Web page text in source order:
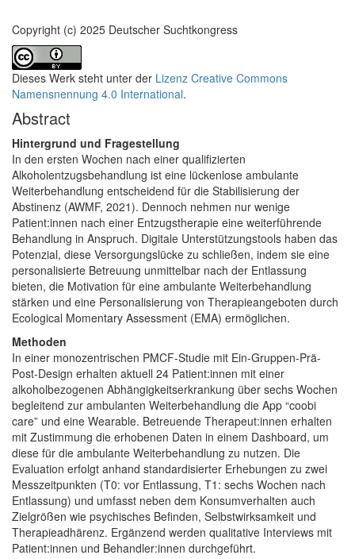
Copyright (c) 2025 Deutscher Suchtkongress
Dieses Werk steht unter der Lizenz Creative Commons
Namensnennung 4.0 International.
Abstract
Hintergrund und Fragestellung
In den ersten Wochen nach einer qualifizierten
Alkoholentzugsbehandlung ist eine lückenlose ambulante
Weiterbehandlung entscheidend für die Stabilisierung der
Abstinenz (AWMF, 2021). Dennoch nehmen nur wenige
Patient:innen nach einer Entzugstherapie eine weiterführende
Behandlung in Anspruch. Digitale Unterstützungstools haben das
Potenzial, diese Versorgungslücke zu schließen, indem sie eine
personalisierte Betreuung unmittelbar nach der Entlassung
bieten, die Motivation für eine ambulante Weiterbehandlung
stärken und eine Personalisierung von Therapieangeboten durch
Ecological Momentary Assessment (EMA) ermöglichen.
Methoden
In einer monozentrischen PMCF-Studie mit Ein-Gruppen-Prä-
Post-Design erhalten aktuell 24 Patient:innen mit einer
alkoholbezogenen Abhängigkeitserkrankung über sechs Wochen
begleitend zur ambulanten Weiterbehandlung die App “coobi
care” und eine Wearable. Betreuende Therapeut:innen erhalten
mit Zustimmung die erhobenen Daten in einem Dashboard, um
diese für die ambulante Weiterbehandlung zu nutzen. Die
Evaluation erfolgt anhand standardisierter Erhebungen zu zwei
Messzeitpunkten (T0: vor Entlassung, T1: sechs Wochen nach
Entlassung) und umfasst neben dem Konsumverhalten auch
Zielgrößen wie psychisches Befinden, Selbstwirksamkeit und
Therapieadhärenz. Ergänzend werden qualitative Interviews mit
Patient:innen und Behandler:innen durchgeführt.